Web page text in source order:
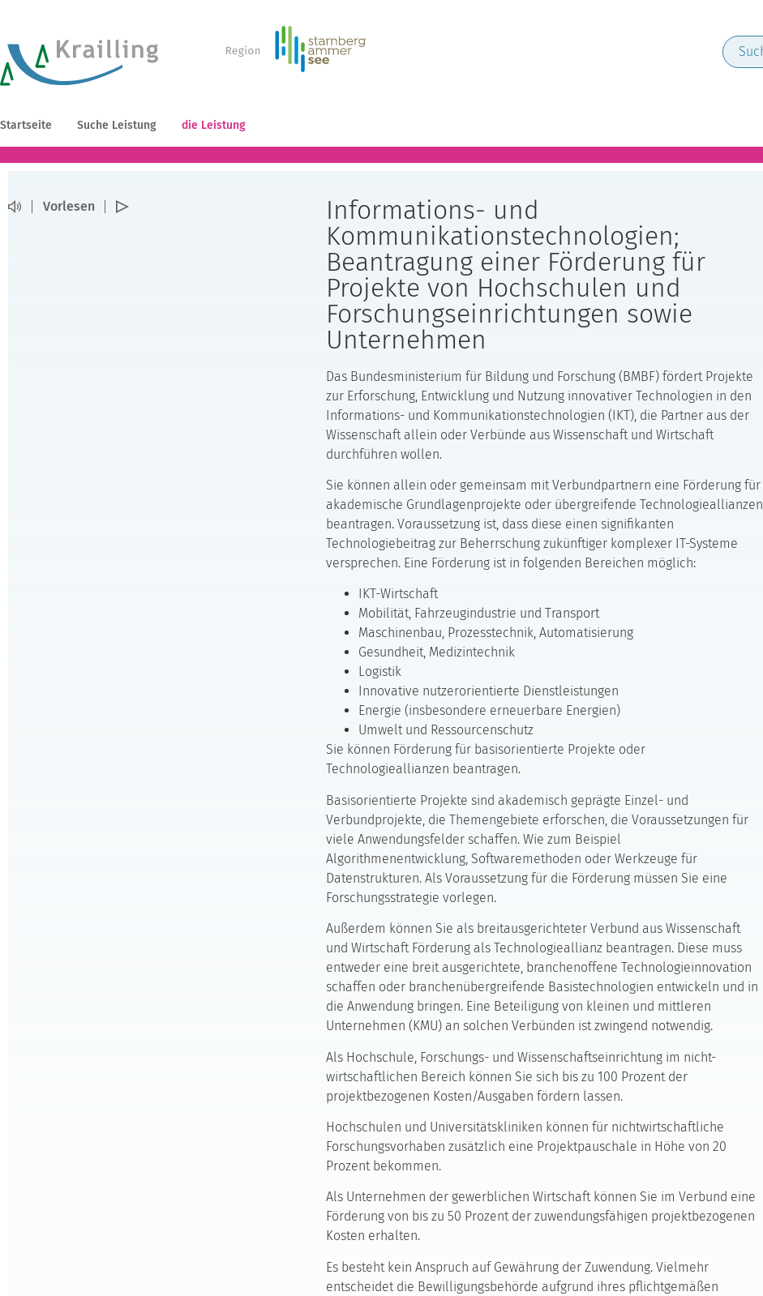
Startseite Suche Leistung die Leistung
Vorlesen
Informations- und
Kommunikationstechnologien;
Beantragung einer Förderung für
Projekte von Hochschulen und
Forschungseinrichtungen sowie
Unternehmen
Das Bundesministerium für Bildung und Forschung (BMBF) fördert Projekte
zur Erforschung, Entwicklung und Nutzung innovativer Technologien in den
Informations- und Kommunikationstechnologien (IKT), die Partner aus der
Wissenschaft allein oder Verbünde aus Wissenschaft und Wirtschaft
durchführen wollen.
Sie können allein oder gemeinsam mit Verbundpartnern eine Förderung für
akademische Grundlagenprojekte oder übergreifende Technologieallianzen
beantragen. Voraussetzung ist, dass diese einen signifikanten
Technologiebeitrag zur Beherrschung zukünftiger komplexer IT-Systeme
versprechen. Eine Förderung ist in folgenden Bereichen möglich:
IKT-Wirtschaft
Mobilität, Fahrzeugindustrie und Transport
Maschinenbau, Prozesstechnik, Automatisierung
Gesundheit, Medizintechnik
Logistik
Innovative nutzerorientierte Dienstleistungen
Energie (insbesondere erneuerbare Energien)
Umwelt und Ressourcenschutz
Sie können Förderung für basisorientierte Projekte oder
Technologieallianzen beantragen.
Basisorientierte Projekte sind akademisch geprägte Einzel- und
Verbundprojekte, die Themengebiete erforschen, die Voraussetzungen für
viele Anwendungsfelder schaffen. Wie zum Beispiel
Algorithmenentwicklung, Softwaremethoden oder Werkzeuge für
Datenstrukturen. Als Voraussetzung für die Förderung müssen Sie eine
Forschungsstrategie vorlegen.
Außerdem können Sie als breitausgerichteter Verbund aus Wissenschaft
und Wirtschaft Förderung als Technologieallianz beantragen. Diese muss
entweder eine breit ausgerichtete, branchenoffene Technologieinnovation
schaffen oder branchenübergreifende Basistechnologien entwickeln und in
die Anwendung bringen. Eine Beteiligung von kleinen und mittleren
Unternehmen (KMU) an solchen Verbünden ist zwingend notwendig.
Als Hochschule, Forschungs- und Wissenschaftseinrichtung im nicht-
wirtschaftlichen Bereich können Sie sich bis zu 100 Prozent der
projektbezogenen Kosten/Ausgaben fördern lassen.
Hochschulen und Universitätskliniken können für nichtwirtschaftliche
Forschungsvorhaben zusätzlich eine Projektpauschale in Höhe von 20
Prozent bekommen.
Als Unternehmen der gewerblichen Wirtschaft können Sie im Verbund eine
Förderung von bis zu 50 Prozent der zuwendungsfähigen projektbezogenen
Kosten erhalten.
Es besteht kein Anspruch auf Gewährung der Zuwendung. Vielmehr
entscheidet die Bewilligungsbehörde aufgrund ihres pflichtgemäßen